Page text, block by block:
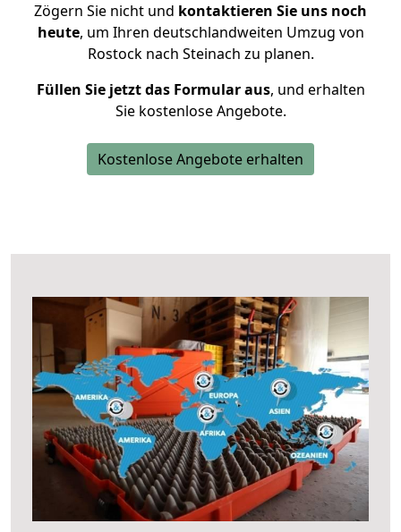
Zögern Sie nicht und kontaktieren Sie uns noch
heute, um Ihren deutschlandweiten Umzug von
Rostock nach Steinach zu planen.
Füllen Sie jetzt das Formular aus, und erhalten
Sie kostenlose Angebote.
Kostenlose Angebote erhalten